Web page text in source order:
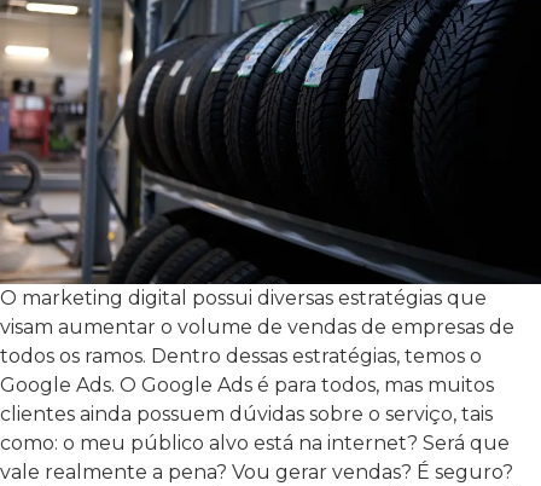
O marketing digital possui diversas estratégias que
visam aumentar o volume de vendas de empresas de
todos os ramos. Dentro dessas estratégias, temos o
Google Ads. O Google Ads é para todos, mas muitos
clientes ainda possuem dúvidas sobre o serviço, tais
como: o meu público alvo está na internet? Será que
vale realmente a pena? Vou gerar vendas? É seguro?